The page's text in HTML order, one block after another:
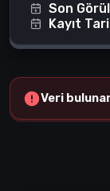
Son
Kayıt
Veri